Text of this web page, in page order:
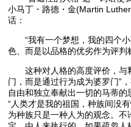
小马丁・路德・金(Martin
话：
“我有一个梦想，我的四个小
色、而是以品格的优劣作为评判
这种对人格的高度评价，与
门，而是通过行为成为婆罗门”
自由和独立奉献出一切的马蒂
“人类才是我的祖国，种族间没
为种族只是一种人为的观念。